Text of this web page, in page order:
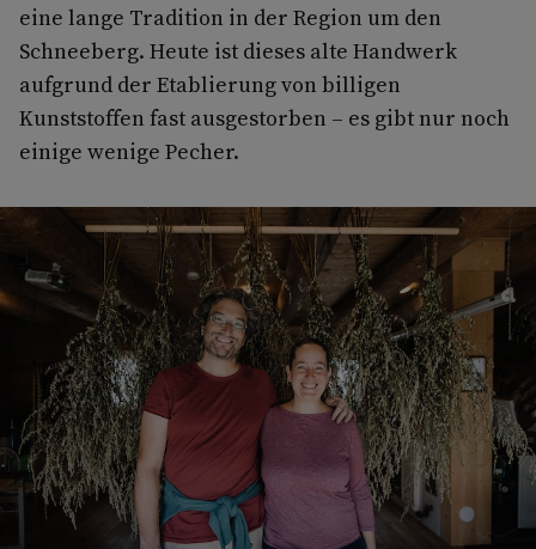
eine lange Tradition in der Region um den
Schneeberg. Heute ist dieses alte Handwerk
aufgrund der Etablierung von billigen
Kunststoffen fast ausgestorben – es gibt nur noch
einige wenige Pecher.